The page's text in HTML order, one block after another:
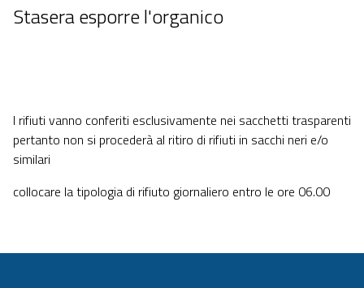
Stasera esporre l'organico
I rifiuti vanno conferiti esclusivamente nei sacchetti trasparenti
pertanto non si procederà al ritiro di rifiuti in sacchi neri e/o
similari
collocare la tipologia di rifiuto giornaliero entro le ore 06.00